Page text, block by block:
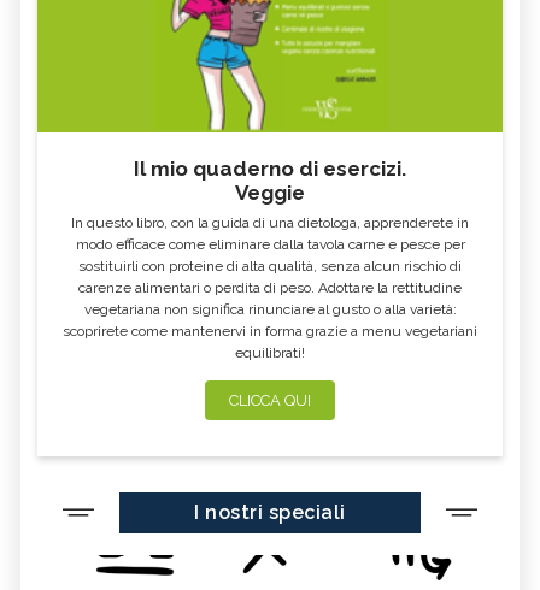
Il mio quaderno di esercizi.
Veggie
In questo libro, con la guida di una dietologa, apprenderete in
modo efficace come eliminare dalla tavola carne e pesce per
sostituirli con proteine di alta qualità, senza alcun rischio di
carenze alimentari o perdita di peso. Adottare la rettitudine
vegetariana non significa rinunciare al gusto o alla varietà:
scoprirete come mantenervi in forma grazie a menu vegetariani
equilibrati!
CLICCA QUI
I nostri speciali